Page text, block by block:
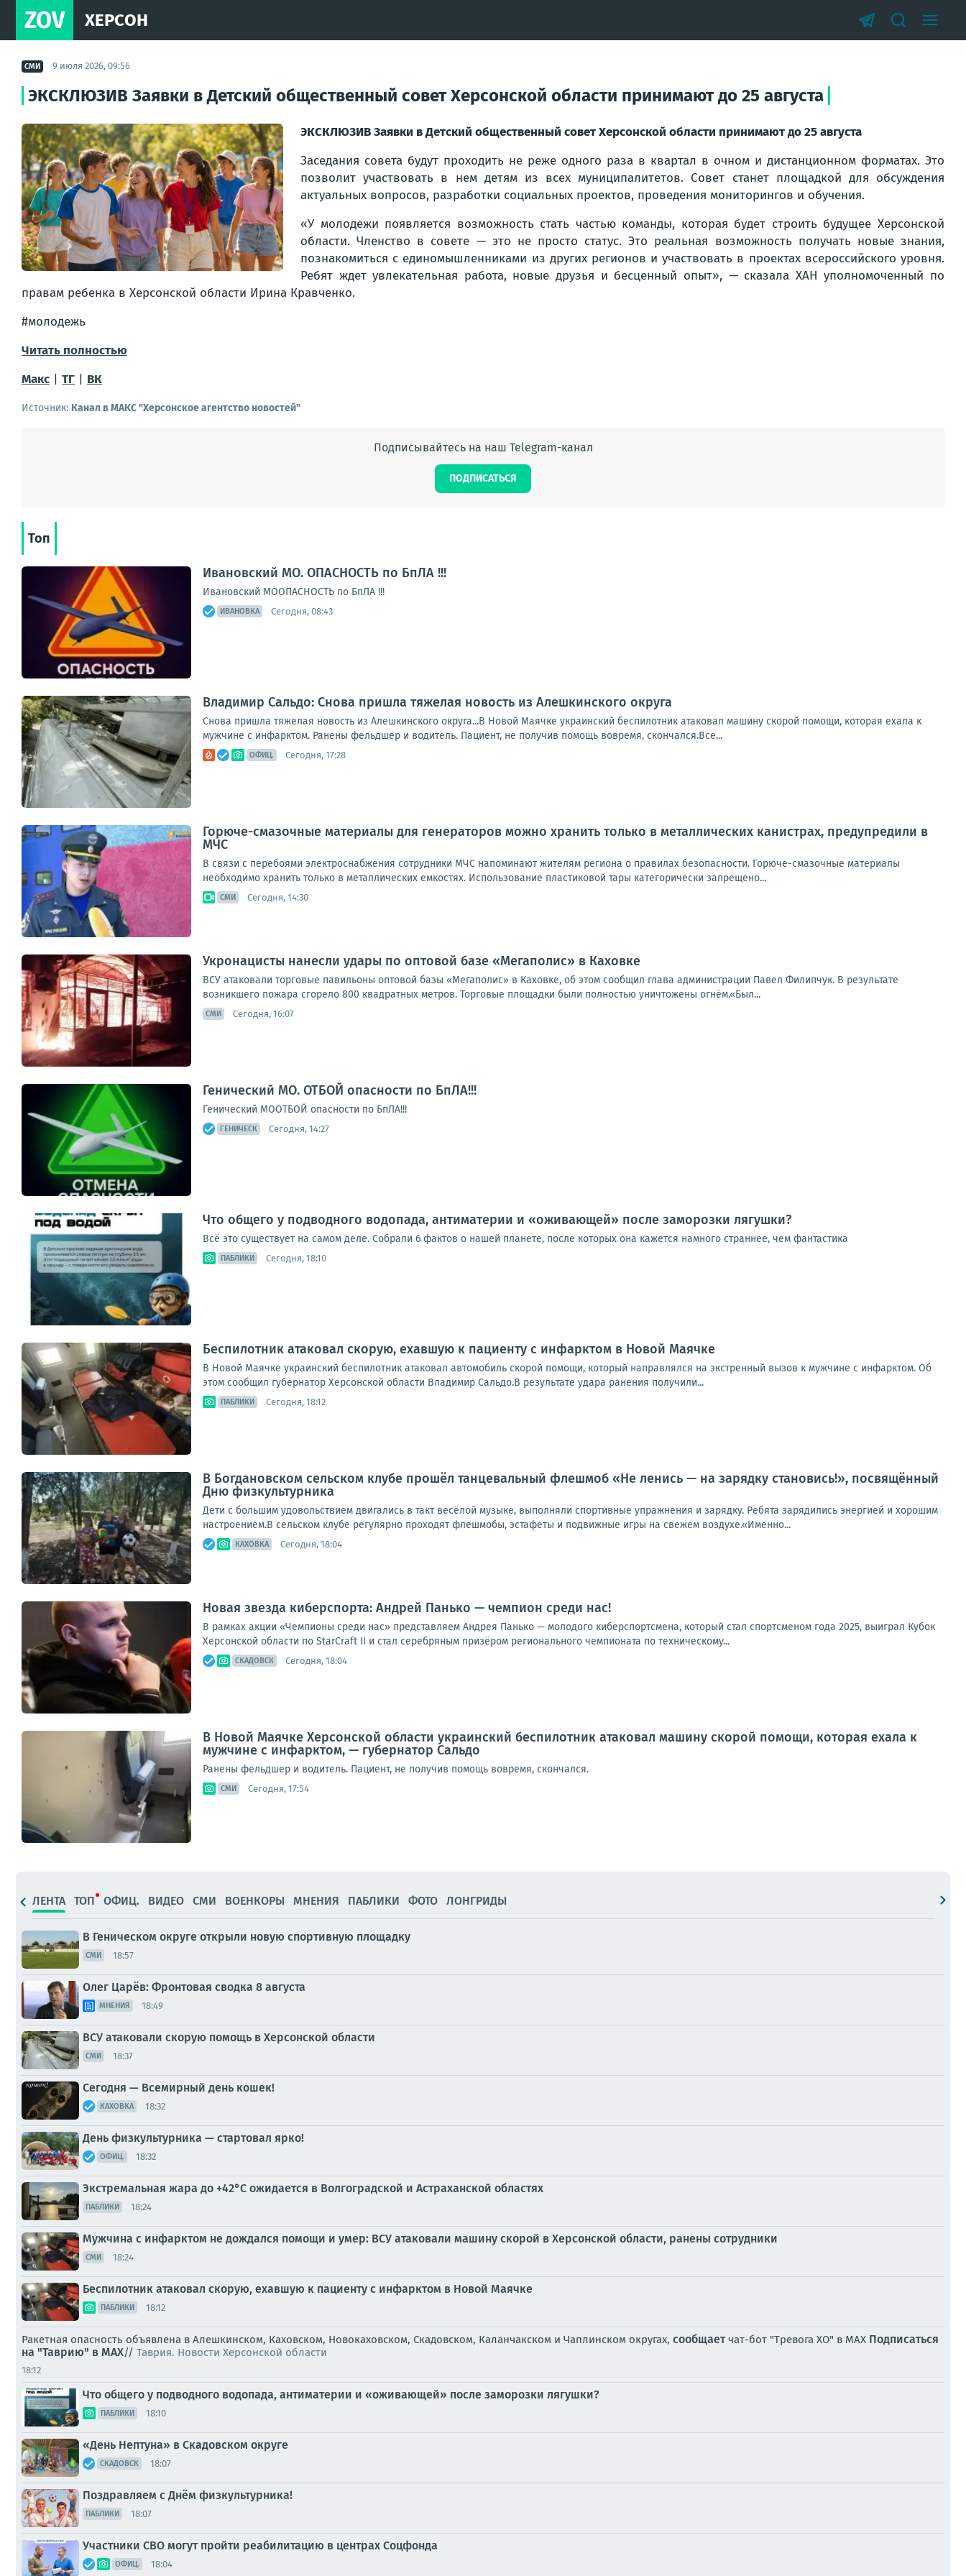
ZOV ХЕРСОН
СМИ 9 июля 2026, 09:56
ЭКСКЛЮЗИВ Заявки в Детский общественный совет Херсонской области принимают до 25 августа
ЭКСКЛЮЗИВ Заявки в Детский общественный совет Херсонской области принимают до 25 августа
Заседания совета будут проходить не реже одного раза в квартал в очном и дистанционном форматах. Это
позволит участвовать в нем детям из всех муниципалитетов. Совет станет площадкой для обсуждения
актуальных вопросов, разработки социальных проектов, проведения мониторингов и обучения.
«У молодежи появляется возможность стать частью команды, которая будет строить будущее Херсонской
области. Членство в совете — это не просто статус. Это реальная возможность получать новые знания,
познакомиться с единомышленниками из других регионов и участвовать в проектах всероссийского уровня.
Ребят ждет увлекательная работа, новые друзья и бесценный опыт», — сказала ХАН уполномоченный по
правам ребенка в Херсонской области Ирина Кравченко.
#молодежь
Читать полностью
Макс
ТГ ВК
Источник: Канал в МАКС "Херсонское агентство новостей"
Подписывайтесь на наш Telegram-канал
ПОДПИСАТЬСЯ
Топ
Ивановский МО. ОПАСНОСТЬ по БпЛА !!!
Ивановский МООПАСНОСТЬ по БпЛА !!!
ИВАНОВКА Сегодня, 08:43
Владимир Сальдо: Снова пришла тяжелая новость из Алешкинского округа
Снова пришла тяжелая новость из Алешкинского округа...В Новой Маячке украинский беспилотник атаковал машину скорой помощи, которая ехала к
мужчине с инфарктом. Ранены фельдшер и водитель. Пациент, не получив помощь вовремя, скончался.Все...
ОФИЦ. Сегодня, 17:28
Горюче-смазочные материалы для генераторов можно хранить только в металлических канистрах, предупредили в
МЧС
В связи с перебоями электроснабжения сотрудники МЧС напоминают жителям региона о правилах безопасности. Горюче-смазочные материалы
необходимо хранить только в металлических емкостях. Использование пластиковой тары категорически запрещено...
СМИ Сегодня, 14:30
Укронацисты нанесли удары по оптовой базе «Мегаполис» в Каховке
ВСУ атаковали торговые павильоны оптовой базы «Мегаполис» в Каховке, об этом сообщил глава администрации Павел Филипчук. В результате
возникшего пожара сгорело 800 квадратных метров. Торговые площадки были полностью уничтожены огнём.«Был...
СМИ Сегодня, 16:07
Генический МО. ОТБОЙ опасности по БпЛА!!!
Генический МООТБОЙ опасности по БпЛА!!!
ГЕНИЧЕСК Сегодня, 14:27
Что общего у подводного водопада, антиматерии и «оживающей» после заморозки лягушки?
Всё это существует на самом деле. Собрали 6 фактов о нашей планете, после которых она кажется намного страннее, чем фантастика
ПАБЛИКИ Сегодня, 18:10
Беспилотник атаковал скорую, ехавшую к пациенту с инфарктом в Новой Маячке
В Новой Маячке украинский беспилотник атаковал автомобиль скорой помощи, который направлялся на экстренный вызов к мужчине с инфарктом. Об
этом сообщил губернатор Херсонской области Владимир Сальдо.В результате удара ранения получили...
ПАБЛИКИ Сегодня, 18:12
В Богдановском сельском клубе прошёл танцевальный флешмоб «Не ленись — на зарядку становись!», посвящённый
Дню физкультурника
Дети с большим удовольствием двигались в такт весёлой музыке, выполняли спортивные упражнения и зарядку. Ребята зарядились энергией и хорошим
настроением.В сельском клубе регулярно проходят флешмобы, эстафеты и подвижные игры на свежем воздухе.«Именно...
КАХОВКА Сегодня, 18:04
Новая звезда киберспорта: Андрей Панько — чемпион среди нас!
В рамках акции «Чемпионы среди нас» представляем Андрея Панько — молодого киберспортсмена, который стал спортсменом года 2025, выиграл Кубок
Херсонской области по StarCraft II и стал серебряным призёром регионального чемпионата по техническому...
СКАДОВСК Сегодня, 18:04
В Новой Маячке Херсонской области украинский беспилотник атаковал машину скорой помощи, которая ехала к
мужчине с инфарктом, — губернатор Сальдо
Ранены фельдшер и водитель. Пациент, не получив помощь вовремя, скончался.
СМИ Сегодня, 17:54
ЛЕНТА ТОП ОФИЦ. ВИДЕО СМИ ВОЕНКОРЫ МНЕНИЯ ПАБЛИКИ ФОТО ЛОНГРИДЫ
В Геническом округе открыли новую спортивную площадку
СМИ 18:57
Олег Царёв: Фронтовая сводка 8 августа
МНЕНИЯ 18:49
ВСУ атаковали скорую помощь в Херсонской области
СМИ 18:37
Сегодня — Всемирный день кошек!
КАХОВКА 18:32
День физкультурника — стартовал ярко!
ОФИЦ. 18:32
Экстремальная жара до +42°C ожидается в Волгоградской и Астраханской областях
ПАБЛИКИ 18:24
Мужчина с инфарктом не дождался помощи и умер: ВСУ атаковали машину скорой в Херсонской области, ранены сотрудники
СМИ 18:24
Беспилотник атаковал скорую, ехавшую к пациенту с инфарктом в Новой Маячке
ПАБЛИКИ 18:12
Ракетная опасность объявлена в Алешкинском, Каховском, Новокаховском, Скадовском, Каланчакском и Чаплинском округах, сообщаетчат-бот "Тревога ХО" в MAX Подписаться
на "Таврию" в MAX// Таврия. Новости Херсонской области
18:12
Что общего у подводного водопада, антиматерии и «оживающей» после заморозки лягушки?
ПАБЛИКИ 18:10
«День Нептуна» в Скадовском округе
СКАДОВСК 18:07
Поздравляем с Днём физкультурника!
ПАБЛИКИ 18:07
Участники СВО могут пройти реабилитацию в центрах Соцфонда
ОФИЦ. 18:04